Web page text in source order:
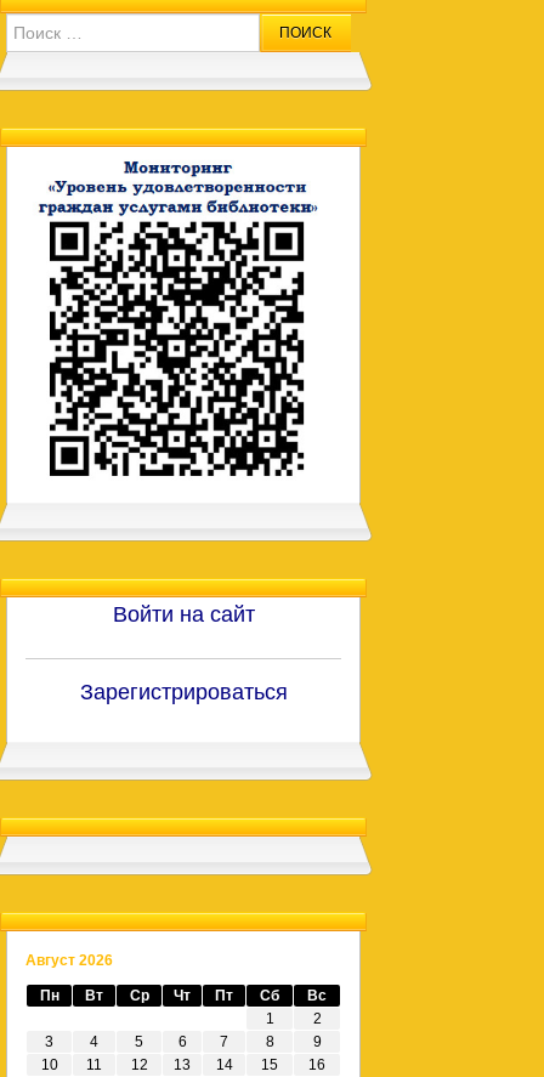
Search for:
Войти на сайт
Зарегистрироваться
Август 2026
Пн Вт Ср Чт Пт Сб
Вс
1
2
3
4 5 6 7 8
9
10
11 12 13 14 15 16